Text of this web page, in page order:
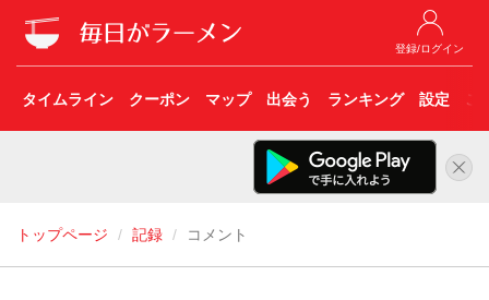
登録/ログイン
タイムライン クーポン マップ 出会う ランキング 設定 こ
トップページ 記録 コメント